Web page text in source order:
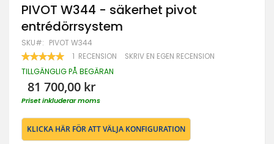
Hoppa
till
början
av
bildgalleriet
PIVOT W344 - säkerhet pivot
entrédörrsystem
SKU PIVOT W344
RATING:
100 100
1 RECENSION SKRIV EN EGEN RECENSION
TILLGÄNGLIG PÅ BEGÄRAN
81 700,00 kr
Priset inkluderar moms
KLICKA HÄR FÖR ATT VÄLJA KONFIGURATION